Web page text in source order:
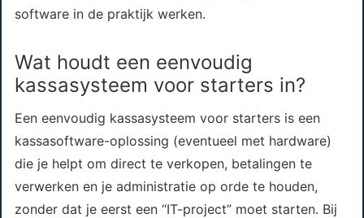
software in de praktijk werken.
Wat houdt een eenvoudig
kassasysteem voor starters in?
Een eenvoudig kassasysteem voor starters is een
kassasoftware-oplossing (eventueel met hardware)
die je helpt om direct te verkopen, betalingen te
verwerken en je administratie op orde te houden,
zonder dat je eerst een “IT-project” moet starten. Bij